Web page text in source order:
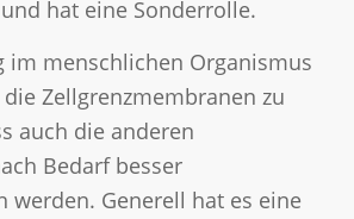
hat eine Sonderrolle.
im menschlichen Organismus
Zellgrenzmembranen zu
auch die anderen
Bedarf besser
werden. Generell hat es eine